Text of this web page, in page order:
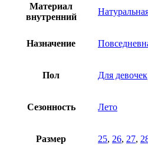
Материал
внутренний
Назначение
Пол Для девочек
Сезонность Лето
Размер 25, 26, 27,